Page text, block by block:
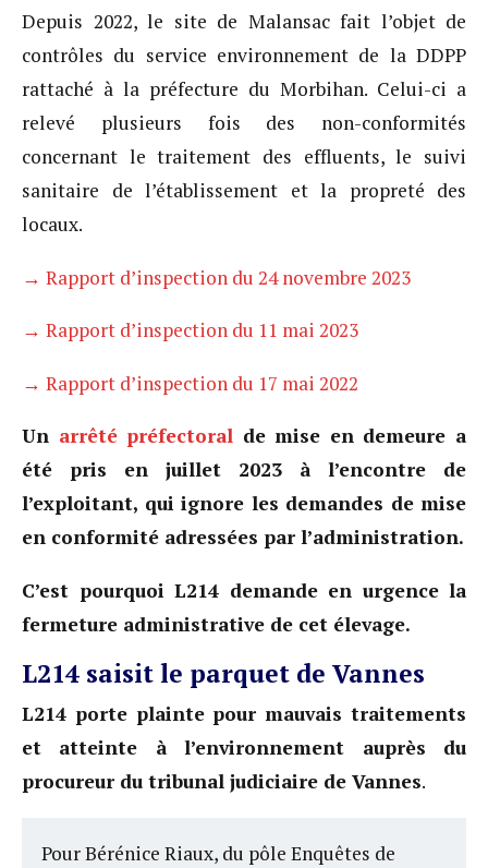
Depuis 2022, le site de Malansac fait l’objet de
contrôles du service environnement de la DDPP
rattaché à la préfecture du Morbihan. Celui-ci a
relevé plusieurs fois des non-conformités
concernant le traitement des effluents, le suivi
sanitaire de l’établissement et la propreté des
locaux.
→ Rapport d’inspection du 24 novembre 2023
→ Rapport d’inspection du 11 mai 2023
→ Rapport d’inspection du 17 mai 2022
Un arrêté préfectoral de mise en demeure a
été pris en juillet 2023 à l’encontre de
l’exploitant, qui ignore les demandes de mise
en conformité adressées par l’administration.
C’est pourquoi L214 demande en urgence la
fermeture administrative de cet élevage.
L214 saisit le parquet de Vannes
L214 porte plainte pour mauvais traitements
et atteinte à l’environnement auprès du
procureur du tribunal judiciaire de Vannes.
Pour Bérénice Riaux, du pôle Enquêtes de